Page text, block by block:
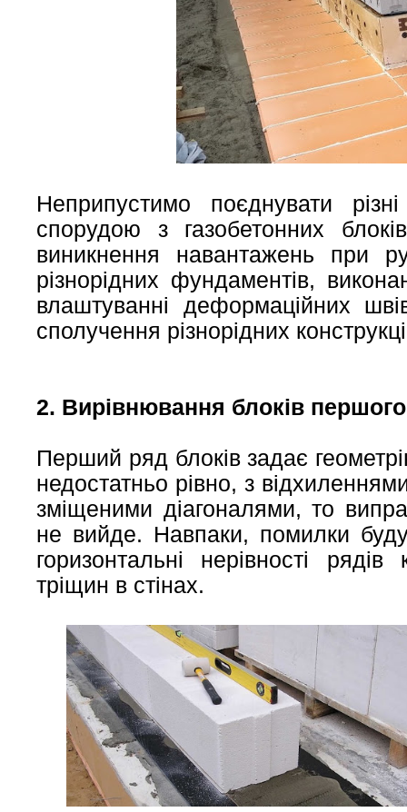
Неприпустимо поєднувати
спорудою з газобетонних
виникнення навантажень при
різнорідних фундаментів,
влаштуванні деформаційних
сполучення різнорідних
2. Вирівнювання блоків
Перший ряд блоків задає
недостатньо рівно, з
зміщеними діагоналями, то
не вийде. Навпаки, помилки
горизонтальні нерівності
тріщин в стінах.